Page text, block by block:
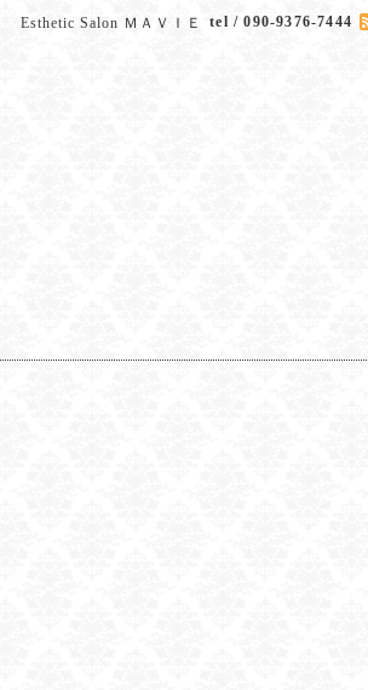
Esthetic Salon ＭＡＶＩＥ tel / 090-9376-7444